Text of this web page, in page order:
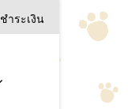
ชำระเงิน